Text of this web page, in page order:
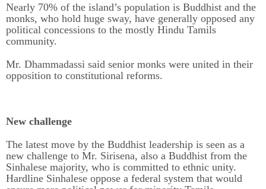
Nearly 70% of the island’s population is Buddhist and the
monks, who hold huge sway, have generally opposed any
political concessions to the mostly Hindu Tamils
community.
Mr. Dhammadassi said senior monks were united in their
opposition to constitutional reforms.
New challenge
The latest move by the Buddhist leadership is seen as a
new challenge to Mr. Sirisena, also a Buddhist from the
Sinhalese majority, who is committed to ethnic unity.
Hardline Sinhalese oppose a federal system that would